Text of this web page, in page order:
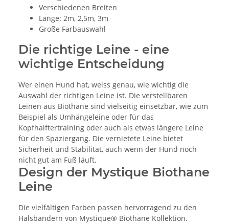
Verschiedenen Breiten
Länge: 2m, 2,5m, 3m
Große Farbauswahl
Die richtige Leine - eine
wichtige Entscheidung
Wer einen Hund hat, weiss genau, wie wichtig die
Auswahl der richtigen Leine ist. Die verstellbaren
Leinen aus Biothane sind vielseitig einsetzbar, wie zum
Beispiel als Umhängeleine oder für das
Kopfhalftertraining oder auch als etwas längere Leine
für den Spaziergang. Die vernietete Leine bietet
Sicherheit und Stabilität, auch wenn der Hund noch
nicht gut am Fuß läuft.
Design der Mystique Biothane
Leine
Die vielfältigen Farben passen hervorragend zu den
Halsbändern von Mystique® Biothane Kollektion.